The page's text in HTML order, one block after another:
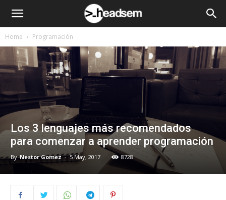
Home Programación
Los 3 lenguajes más recomendados
para comenzar a aprender programación
By Nestor Gomez - 5 May, 2017 8728